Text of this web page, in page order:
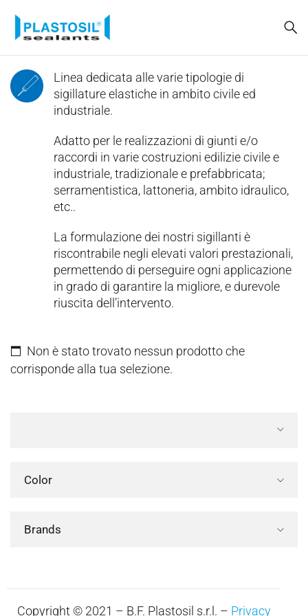
Linea dedicata alle varie tipologie di
sigillature elastiche in ambito civile ed
industriale.
Adatto per le realizzazioni di giunti e/o
raccordi in varie costruzioni edilizie civile e
industriale, tradizionale e prefabbricata;
serramentistica, lattoneria, ambito idraulico,
etc..
La formulazione dei nostri sigillanti è
riscontrabile negli elevati valori prestazionali,
permettendo di perseguire ogni applicazione
in grado di garantire la migliore, e durevole
riuscita dell’intervento.
Non è stato trovato nessun prodotto che
corrisponde alla tua selezione.
Color
Brands
Copyright © 2021 – B.F. Plastosil s.r.l. – Privacy